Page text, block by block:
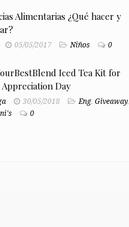
Alimentarias ¿Qué hacer y
05/05/2017 Niños 0
Iced Tea Kit for
Appreciation Day
30/05/2018 Eng, Giveaway,
0